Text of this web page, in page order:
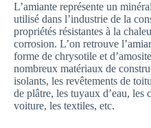
L’amiante représente un
utilisé dans l’industrie de la
propriétés résistantes à la
corrosion. L’on retrouve
forme de chrysotile et
nombreux matériaux de
isolants, les revêtements de
de plâtre, les tuyaux d’eau, les
voiture, les textiles, etc.